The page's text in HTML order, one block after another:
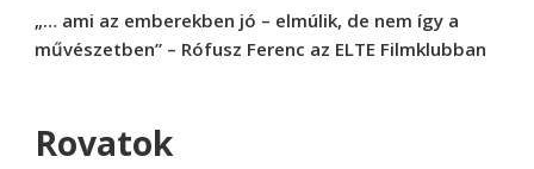
„… ami az emberekben jó – elmúlik, de nem így a
művészetben” – Rófusz Ferenc az ELTE Filmklubban
Rovatok